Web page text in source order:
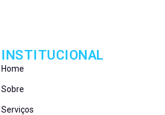
INSTITUCIONAL
Home
Sobre
Serviços